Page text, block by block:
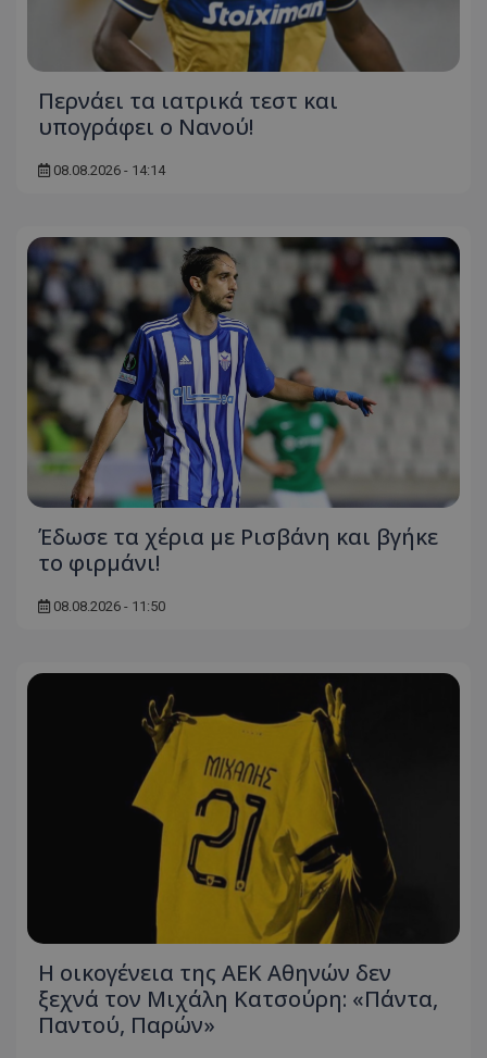
Περνάει τα ιατρικά τεστ και
υπογράφει ο Νανού!
08.08.2026 - 14:14
Έδωσε τα χέρια με Ρισβάνη και βγήκε
το φιρμάνι!
08.08.2026 - 11:50
Η οικογένεια της ΑΕΚ Αθηνών δεν
ξεχνά τον Μιχάλη Κατσούρη: «Πάντα,
Παντού, Παρών»